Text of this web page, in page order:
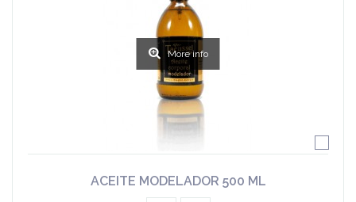
More info
ACEITE MODELADOR 500 ML